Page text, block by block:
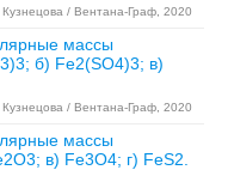
/ Вентана-Граф, 2020
массы
б) Fe2(SO4)3; в)
/ Вентана-Граф, 2020
массы
в) Fe3O4; г) FeS2.